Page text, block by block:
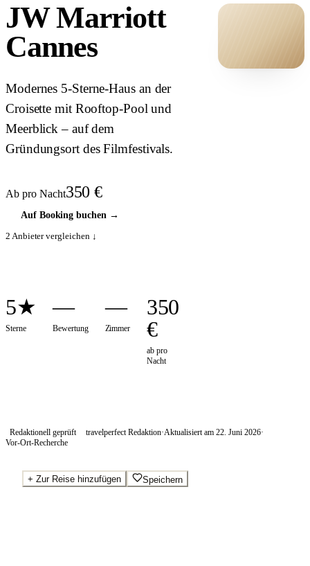
JW Marriott
Cannes
Modernes 5-Sterne-Haus an der
Croisette mit Rooftop-Pool und
Meerblick – auf dem
Gründungsort des Filmfestivals.
Ab pro Nacht350 €
Auf Booking buchen→
2 Anbieter vergleichen ↓
5★
Sterne
—
Bewertung
—
Zimmer
350
€
ab pro
Nacht
Redaktionell geprüft travelperfect Redaktion·Aktualisiert am 22. Juni 2026·
Vor-Ort-Recherche
+ Zur Reise hinzufügen Speichern